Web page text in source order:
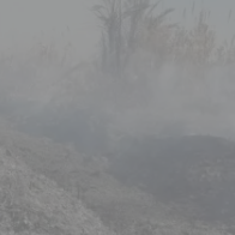
las Fiestas
para el